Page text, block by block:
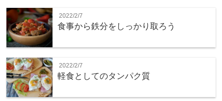
2022/2/7
食事から鉄分をしっかり取ろう
2022/2/7
軽食としてのタンパク質